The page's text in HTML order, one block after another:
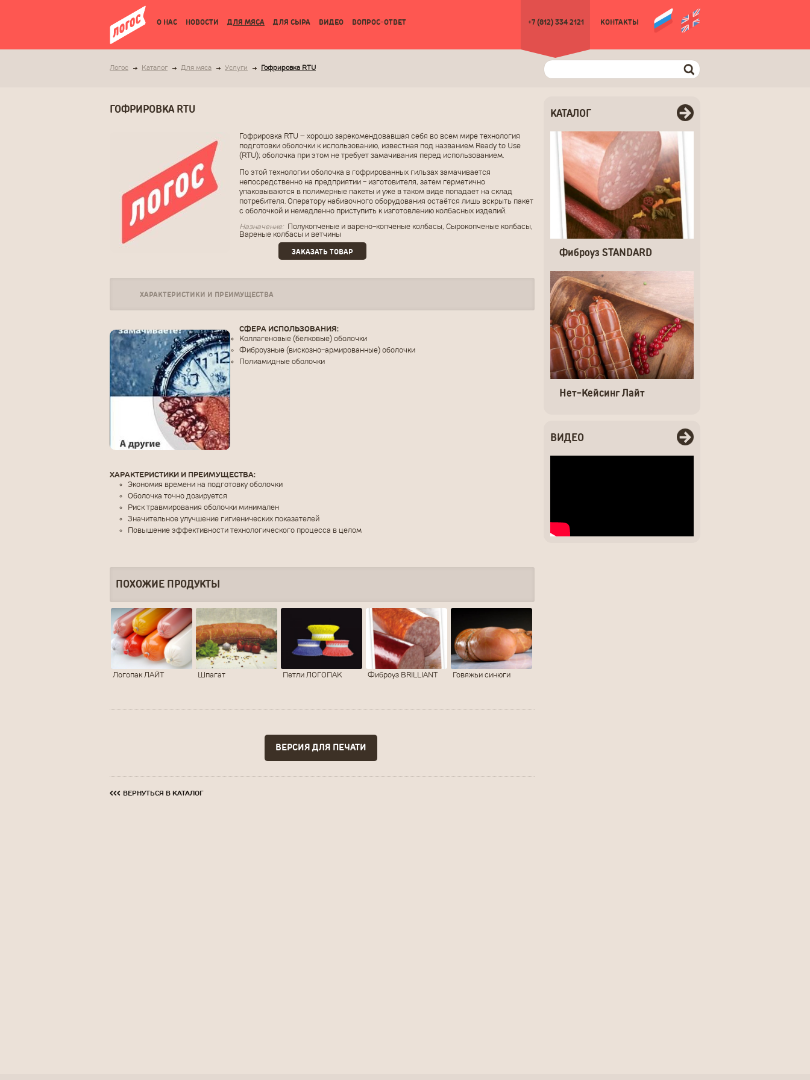
ПОСЛАТЬ
О НАС НОВОСТИ ДЛЯ МЯСА ДЛЯ СЫРА ВИДЕО ВОПРОС-ОТВЕТ +7 (812) 334 2121 КОНТАКТЫ
Логос Каталог Для мяса Услуги Гофрировка RTU
ГОФРИРОВКА RTU
Гофрировка RTU – хорошо зарекомендовавшая себя во всем мире технология
подготовки оболочки к использованию, известная под названием Ready to Use
(RTU); оболочка при этом не требует замачивания перед использованием.
По этой технологии оболочка в гофрированных гильзах замачивается
непосредственно на предприятии - изготовителя, затем герметично
упаковываются в полимерные пакеты и уже в таком виде попадает на склад
потребителя. Оператору набивочного оборудования остаётся лишь вскрыть пакет
с оболочкой и немедленно приступить к изготовлению колбасных изделий.
Назначение:
Полукопченые и варено-копченые колбасы, Сырокопченые колбасы,
Вареные колбасы и ветчины
ЗАКАЗАТЬ ТОВАР
ХАРАКТЕРИСТИКИ И ПРЕИМУЩЕСТВА
СФЕРА ИСПОЛЬЗОВАНИЯ:
Коллагеновые (белковые) оболочки
Фиброузные (вискозно-армированные) оболочки
Полиамидные оболочки
ХАРАКТЕРИСТИКИ И ПРЕИМУЩЕСТВА:
Экономия времени на подготовку оболочки
Оболочка точно дозируется
Риск травмирования оболочки минимален
Значительное улучшение гигиенических показателей
Повышение эффективности технологического процесса в целом
ПОХОЖИЕ ПРОДУКТЫ
Логопак ЛАЙТ Шпагат Петли ЛОГОПАК Фиброуз BRILLIANT Говяжьи синюги
‹‹‹ ВЕРНУТЬСЯ В КАТАЛОГ
КАТАЛОГ
Фиброуз STANDARD
Нет-Кейсинг Лайт
ВИДЕО